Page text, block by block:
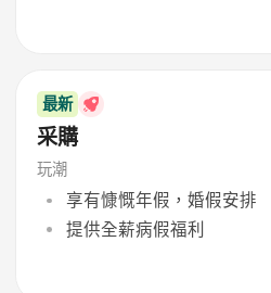
最新
采購
玩潮
享有慷慨年假，婚假安排
提供全薪病假福利